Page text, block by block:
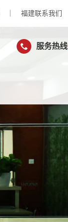
福建联系我们
服务热线